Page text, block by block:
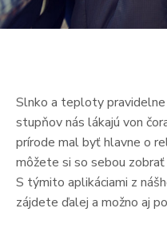
Slnko a teploty
stupňov nás lákajú von
prírode mal byť hlavne o
môžete si so sebou
S týmito aplikáciami z
zájdete ďalej a možno aj